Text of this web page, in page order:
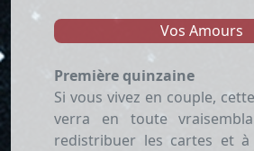
Vos Amours
Première quinzaine
Si vous vivez en couple,
verra en toute
redistribuer les cartes et